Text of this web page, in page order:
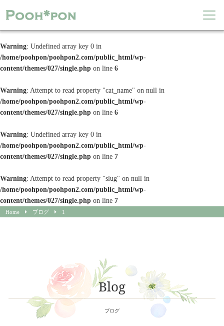
Warning: Undefined array key 0 in
/home/poohpon/poohpon2.com/public_html/wp-
content/themes/027/single.php on line 6
Warning: Attempt to read property "cat_name" on null in
/home/poohpon/poohpon2.com/public_html/wp-
content/themes/027/single.php on line 6
Warning: Undefined array key 0 in
/home/poohpon/poohpon2.com/public_html/wp-
content/themes/027/single.php on line 7
Warning: Attempt to read property "slug" on null in
/home/poohpon/poohpon2.com/public_html/wp-
content/themes/027/single.php on line 7
Home ブログ 1
Blog
ブログ